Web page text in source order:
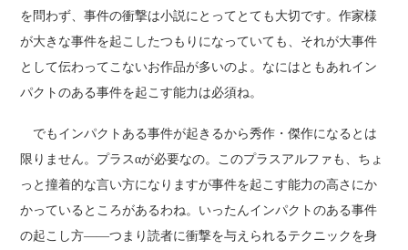
を問わず、事件の衝撃は小説にとってとても大切です。作家様
が大きな事件を起こしたつもりになっていても、それが大事件
として伝わってこないお作品が多いのよ。なにはともあれイン
パクトのある事件を起こす能力は必須ね。
でもインパクトある事件が起きるから秀作・傑作になるとは
限りません。プラスαが必要なの。このプラスアルファも、ちょ
っと撞着的な言い方になりますが事件を起こす能力の高さにか
かっているところがあるわね。いったんインパクトのある事件
の起こし方――つまり読者に衝撃を与えられるテクニックを身